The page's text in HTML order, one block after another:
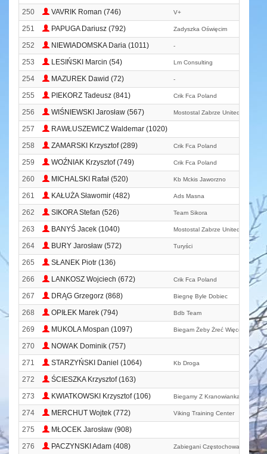
250 VAVRIK Roman (746) V+
251 PAPUGA Dariusz (792) Zadyszka Oświęcim
252 NIEWIADOMSKA Daria (1011) -
253 LESIŃSKI Marcin (54) Lm Consulting
254 MAZUREK Dawid (72) -
255 PIEKORZ Tadeusz (841) Crik Fca Poland
256 WIŚNIEWSKI Jarosław (567) Mostostal Zabrze United
257
RAWŁUSZEWICZ Waldemar (1020)
258
ZAMARSKI Krzysztof (289) Crik Fca Poland
259 WOŹNIAK Krzysztof (749) Crik Fca Poland
260 MICHALSKI Rafał (520) Kb Mckis Jaworzno
261 KAŁUŻA Sławomir (482) Ads Masna
262 SIKORA Stefan (526) Team Sikora
263 BANYŚ Jacek (1040) Mostostal Zabrze United
264 BURY Jarosław (572) Turyści
265
SŁANEK Piotr (136)
266
LANKOSZ Wojciech (672) Crik Fca Poland
267 DRĄG Grzegorz (868) Biegnę Byle Dobiec
268 OPIŁEK Marek (794) Bdb Team
269 MUKOLA Mospan (1097) Biegam Żeby Żreć Więcej
270
NOWAK Dominik (757)
271
STARZYŃSKI Daniel (1064) Kb Droga
272
ŚCIESZKA Krzysztof (163)
273
KWIATKOWSKI Krzysztof (106) Biegamy Z Kranowianką
274 MERCHUT Wojtek (772) Viking Training Center
275
MŁOCEK Jarosław (908)
276
PACZYNSKI Adam (408) Zabiegani Częstochowa